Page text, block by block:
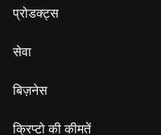
प्रोडक्ट्स
सेवा
बिज़नेस
क्रिप्टो की कीमतें